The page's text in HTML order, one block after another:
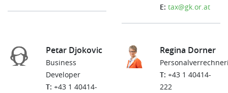
E: tax@gk.or.at
Petar Djokovic
Business
Developer
T: +43 1 40414-
Regina Dorner
T: +43 1 40414-
222